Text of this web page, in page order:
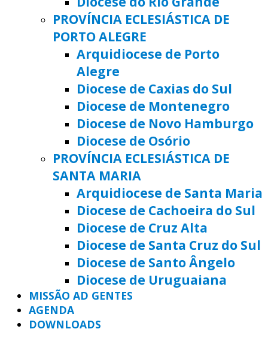
PROVÍNCIA ECLESIÁSTICA DE
PORTO ALEGRE
Arquidiocese de Porto
Alegre
Diocese de Caxias do Sul
Diocese de Montenegro
Diocese de Novo Hamburgo
Diocese de Osório
PROVÍNCIA ECLESIÁSTICA DE
SANTA MARIA
Arquidiocese de Santa Maria
Diocese de Cachoeira do Sul
Diocese de Cruz Alta
Diocese de Santa Cruz do Sul
Diocese de Santo Ângelo
Diocese de Uruguaiana
MISSÃO AD GENTES
AGENDA
DOWNLOADS